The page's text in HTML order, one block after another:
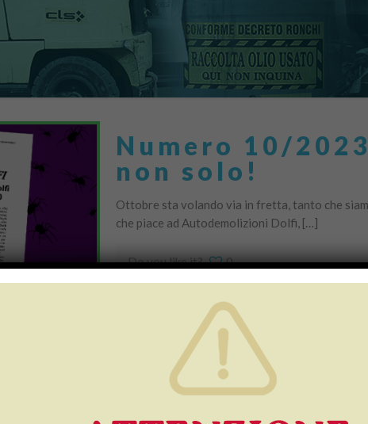
Numero 10/
non solo!
Ottobre sta volando via in fretta, tanto che
che piace ad Autodemolizioni Dolfi, […]
Do you like it? 0